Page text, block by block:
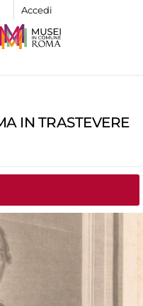
Accedi
IN TRASTEVERE